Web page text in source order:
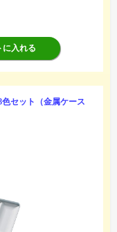
に入れる
セット（金属ケース